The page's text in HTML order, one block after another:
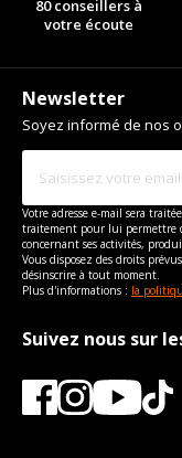
80 conseillers à
votre écoute
Newsletter
Soyez informé de nos
Votre adresse e-mail sera
traitement pour lui permettre
concernant ses activités,
Vous disposez des droits
désinscrire à tout moment.
Plus d'informations : la
Suivez nous sur